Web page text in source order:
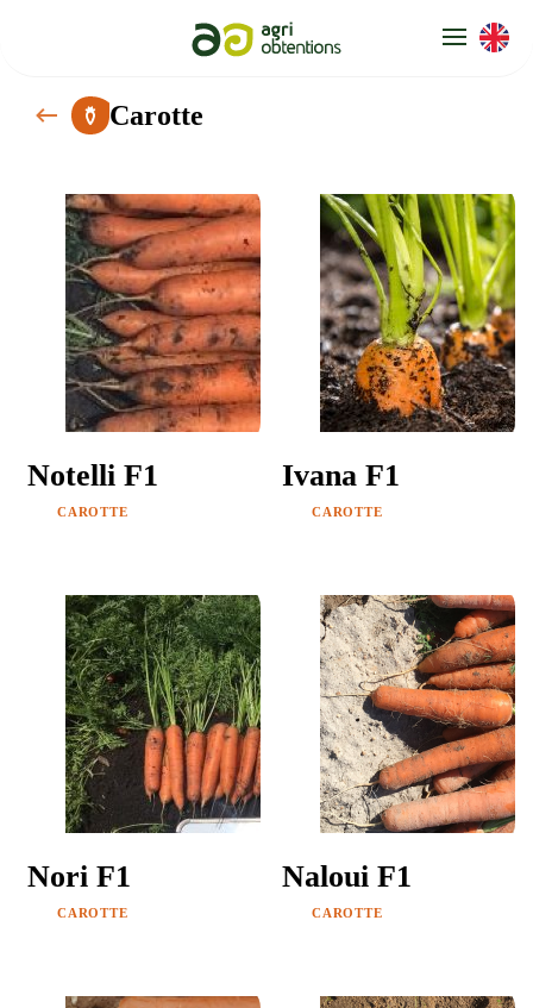
Carotte
Notelli F1
CAROTTE
Ivana F1
CAROTTE
Nori F1
CAROTTE
Naloui F1
CAROTTE